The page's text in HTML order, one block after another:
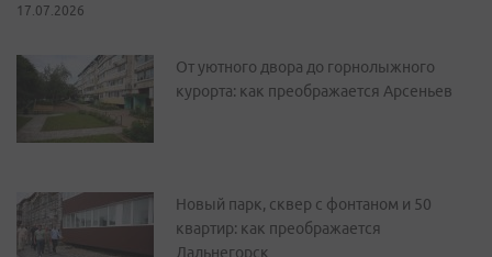
17.07.2026
От уютного двора до горнолыжного
курорта: как преображается Арсеньев
Новый парк, сквер с фонтаном и 50
квартир: как преображается
Дальнегорск